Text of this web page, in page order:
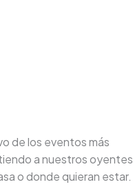
de los eventos más
a nuestros oyentes
o donde quieran estar.